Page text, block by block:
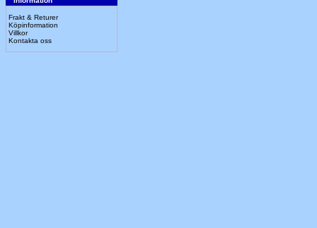
Frakt & Returer
Köpinformation
Villkor
Kontakta oss